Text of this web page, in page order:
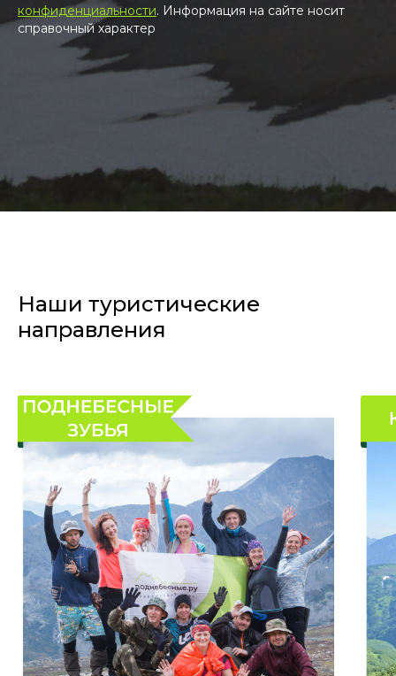
конфиденциальности. Информация на сайте носит
справочный характер
Наши туристические
направления